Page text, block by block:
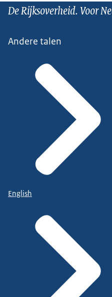
De Rijksoverheid. Voor
Andere talen
English